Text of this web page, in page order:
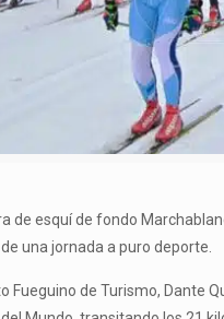
de esquí de fondo
una jornada a puro deporte.
Fueguino de Turismo, Dante